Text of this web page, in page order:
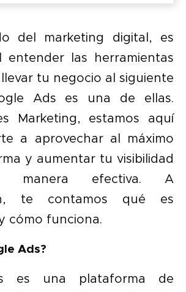
del marketing digital, es
entender las herramientas
tu negocio al siguiente
Ads es una de ellas.
Marketing, estamos aquí
a aprovechar al máximo
y aumentar tu visibilidad
manera efectiva. A
te contamos qué es
cómo funciona.
Ads?
es una plataforma de